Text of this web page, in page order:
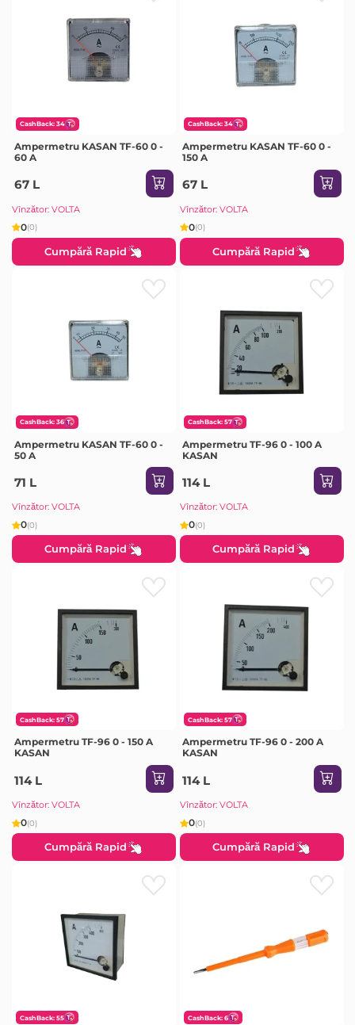
CashBack: 34
Ampermetru KASAN TF-60 0 -
60 A
67 L
Vînzător: VOLTA
0(0)
Cumpără Rapid
CashBack: 34
Ampermetru KASAN TF-60 0 -
150 A
67 L
Vînzător: VOLTA
0(0)
Cumpără Rapid
CashBack: 36
Ampermetru KASAN TF-60 0 -
50 A
71 L
Vînzător: VOLTA
0(0)
Cumpără Rapid
CashBack: 57
Ampermetru TF-96 0 - 100 A
KASAN
114 L
Vînzător: VOLTA
0(0)
Cumpără Rapid
CashBack: 57
Ampermetru TF-96 0 - 150 A
KASAN
114 L
Vînzător: VOLTA
0(0)
Cumpără Rapid
CashBack: 57
Ampermetru TF-96 0 - 200 A
KASAN
114 L
Vînzător: VOLTA
0(0)
Cumpără Rapid
CashBack: 55 CashBack: 6